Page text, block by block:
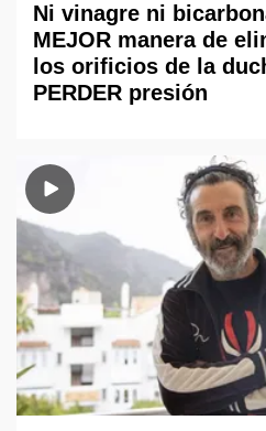
Ni vinagre ni
MEJOR manera de
los orificios de la
PERDER presión